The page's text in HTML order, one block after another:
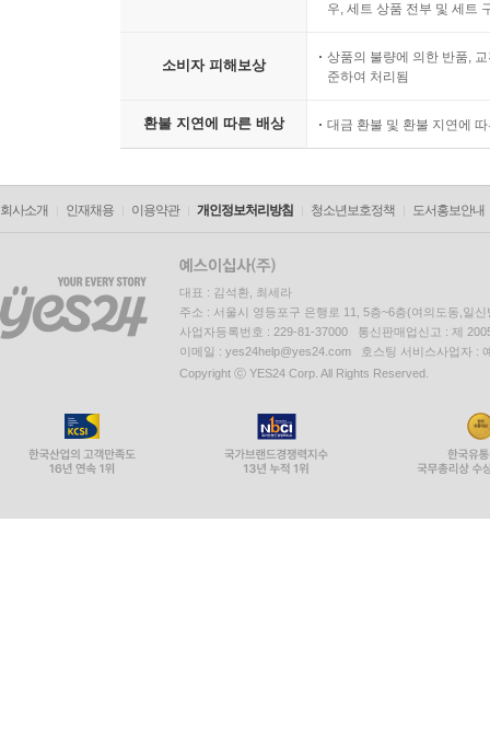
우, 세트 상품 전부 및 세트
소비자 피해보상
상품의 불량에 의한 반품,
준하여 처리됨
환불 지연에 따른 배상 대금 환불 및 환불 지연에
회사소개 인재채용 이용약관 개인정보처리방침 청소년보호정책 도서홍보안내
대표 : 김석환, 최세라
주소 : 서울시 영등포구 은행로 11, 5층~6층(여의도동,일신
사업자등록번호 : 229-81-37000 통신판매업신고 : 제
이메일 : yes24help@yes24.com 호스팅 서비스사업자 :
Copyright ⓒ YES24 Corp. All Rights Reserved.